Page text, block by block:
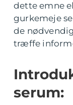
dette emne
gurkemeje
de
træffe
serum: